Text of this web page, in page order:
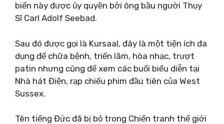
biển này được ủy quyền bởi ông bầu người Thụy
Sĩ Carl Adolf Seebad.
Sau đó được gọi là Kursaal, đây là một tiện ích đa
dụng để chữa bệnh, triển lãm, hòa nhạc, trượt
patin nhưng cũng để xem các buổi biểu diễn tại
Nhà hát Điện, rạp chiếu phim đầu tiên của West
Sussex.
Tên tiếng Đức đã bị bỏ trong Chiến tranh thế giới